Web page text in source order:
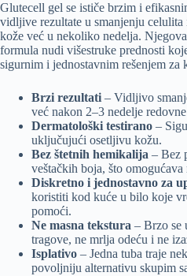
Glutecell gel se ističe brzim i
vidljive rezultate u smanjenju
kože već u nekoliko nedelja.
formula nudi višestruke prednosti
sigurnim i jednostavnim rešenjem za
Brzi rezultati – Vidljivo
već nakon 2–3 nedelje
Dermatološki testirano –
uključujući osetljivu kožu.
Bez štetnih hemikalija – Bez
veštačkih boja, što
Diskretno i jednostavno za
koristiti kod kuće u bilo koje
pomoći.
Ne masna tekstura – Brzo se
tragove, ne mrlja odeću i ne
Isplativo – Jedna tuba traje
povoljniju alternativu skupim